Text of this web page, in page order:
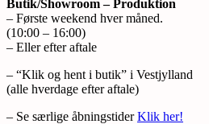
Butik/Showroom – Produktion
– Første weekend hver måned.
(10:00 – 16:00)
– Eller efter aftale
– “Klik og hent i butik” i Vestjylland
(alle hverdage efter aftale)
– Se særlige åbningstiderKlik her!